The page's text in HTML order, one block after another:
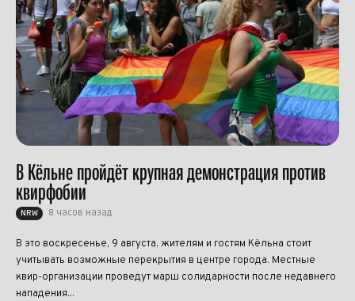
В Кёльне пройдёт крупная демонстрация против
квирфобии
NRW 8 часов назад
В это воскресенье, 9 августа, жителям и гостям Кёльна стоит
учитывать возможные перекрытия в центре города. Местные
квир-организации проведут марш солидарности после недавнего
нападения...